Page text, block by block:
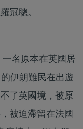
冠聰。
名原本在英國居
伊朗難民在出遊
了英國境，被原
被迫滯留在法國